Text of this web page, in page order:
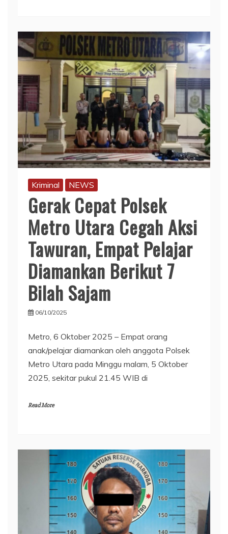
Kriminal NEWS
Gerak Cepat Polsek
Metro Utara Cegah Aksi
Tawuran, Empat Pelajar
Diamankan Berikut 7
Bilah Sajam
06/10/2025
Metro, 6 Oktober 2025 – Empat orang
anak/pelajar diamankan oleh anggota Polsek
Metro Utara pada Minggu malam, 5 Oktober
2025, sekitar pukul 21.45 WIB di
Read More